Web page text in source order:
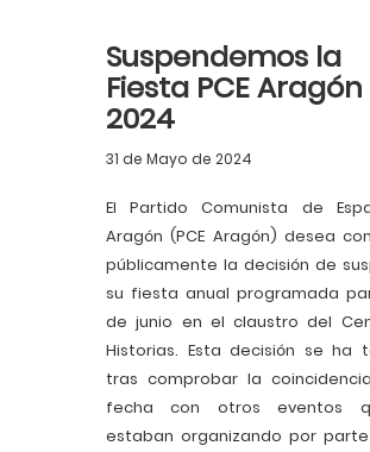
Suspendemos la
Fiesta PCE Aragón
2024
31 de Mayo de 2024
El Partido Comunista de
Aragón (PCE Aragón) desea
públicamente la decisión de
su fiesta anual programada
de junio en el claustro del
Historias. Esta decisión se ha
tras comprobar la
fecha con otros eventos
estaban organizando por